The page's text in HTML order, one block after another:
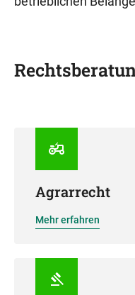
Agrarrecht
Mehr erfahren